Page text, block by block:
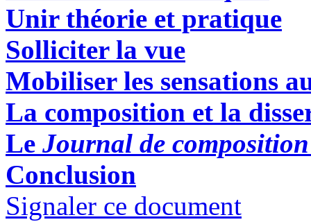
Unir théorie et pratique
Solliciter la vue
Mobiliser les sensations
La composition et la
Le Journal de
Conclusion
Signaler ce document